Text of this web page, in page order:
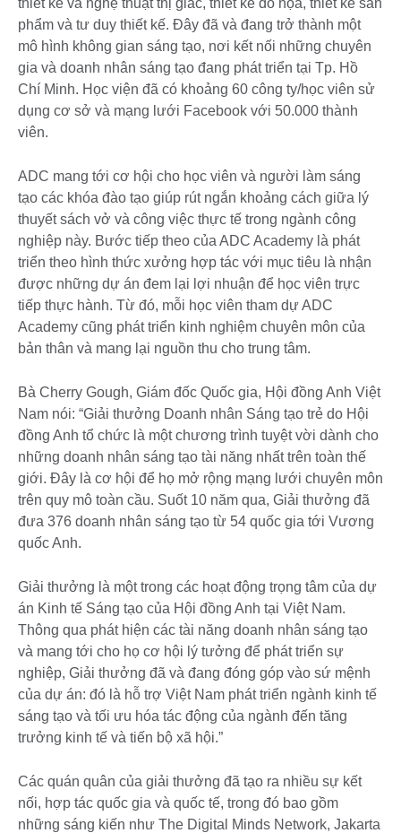
thiết kế và nghệ thuật thị giác, thiết kế đồ họa, thiết kế sản
phẩm và tư duy thiết kế. Đây đã và đang trở thành một
mô hình không gian sáng tạo, nơi kết nối những chuyên
gia và doanh nhân sáng tạo đang phát triển tại Tp. Hồ
Chí Minh. Học viện đã có khoảng 60 công ty/học viên sử
dụng cơ sở và mạng lưới Facebook với 50.000 thành
viên.
ADC mang tới cơ hội cho học viên và người làm sáng
tạo các khóa đào tạo giúp rút ngắn khoảng cách giữa lý
thuyết sách vở và công việc thực tế trong ngành công
nghiệp này. Bước tiếp theo của ADC Academy là phát
triển theo hình thức xưởng hợp tác với mục tiêu là nhận
được những dự án đem lại lợi nhuận để học viên trực
tiếp thực hành. Từ đó, mỗi học viên tham dự ADC
Academy cũng phát triển kinh nghiệm chuyên môn của
bản thân và mang lại nguồn thu cho trung tâm.
Bà Cherry Gough, Giám đốc Quốc gia, Hội đồng Anh Việt
Nam nói: “Giải thưởng Doanh nhân Sáng tạo trẻ do Hội
đồng Anh tổ chức là một chương trình tuyệt vời dành cho
những doanh nhân sáng tạo tài năng nhất trên toàn thế
giới. Đây là cơ hội để họ mở rộng mạng lưới chuyên môn
trên quy mô toàn cầu. Suốt 10 năm qua, Giải thưởng đã
đưa 376 doanh nhân sáng tạo từ 54 quốc gia tới Vương
quốc Anh.
Giải thưởng là một trong các hoạt động trọng tâm của dự
án Kinh tế Sáng tạo của Hội đồng Anh tại Việt Nam.
Thông qua phát hiện các tài năng doanh nhân sáng tạo
và mang tới cho họ cơ hội lý tưởng để phát triển sự
nghiệp, Giải thưởng đã và đang đóng góp vào sứ mệnh
của dự án: đó là hỗ trợ Việt Nam phát triển ngành kinh tế
sáng tạo và tối ưu hóa tác động của ngành đến tăng
trưởng kinh tế và tiến bộ xã hội.”
Các quán quân của giải thưởng đã tạo ra nhiều sự kết
nối, hợp tác quốc gia và quốc tế, trong đó bao gồm
những sáng kiến như The Digital Minds Network, Jakarta